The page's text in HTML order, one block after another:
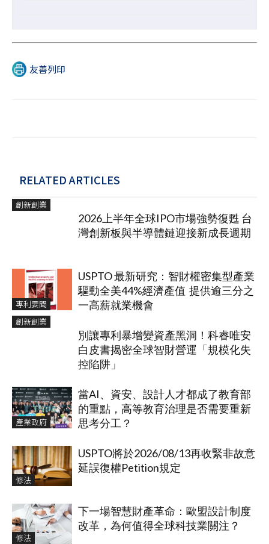
友善列印
RELATED ARTICLES
創新創業
2026上半年全球IPO市場強勢復甦 台
灣創新板與半導體鏈迎接新成長週期
專利要聞
USPTO 最新研究：智財權密集型產業
驅動全美44%經濟產值 提供逾三分之
一高薪就業機會
創新創業
別讓專利暴增變資產黑洞！科睿唯安
白皮書揭密全球智財營運「規模化失
控陷阱」
產業政府
當AI、資安、設計人才都成了教育部
的重點，高等教育治理是否需要重新
思考分工？
修法
USPTO將於2026/08/13再收緊非故意
延誤復權Petition規定
修法
下一場智慧財產革命：歐盟設計制度
改革，為何值得全球科技業關注？